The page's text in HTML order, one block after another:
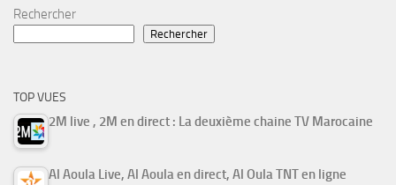
Rechercher
Rechercher
TOP VUES
2M live , 2M en direct : La deuxième chaine TV Marocaine
Al Aoula Live, Al Aoula en direct, Al Oula TNT en ligne